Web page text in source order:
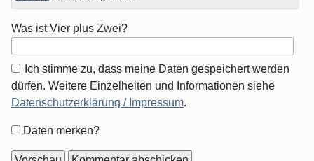
Was ist Vier plus Zwei?
Ich stimme zu, dass meine Daten gespeichert werden
dürfen. Weitere Einzelheiten und Informationen siehe
Datenschutzerklärung / Impressum.
Formular-
Daten merken?